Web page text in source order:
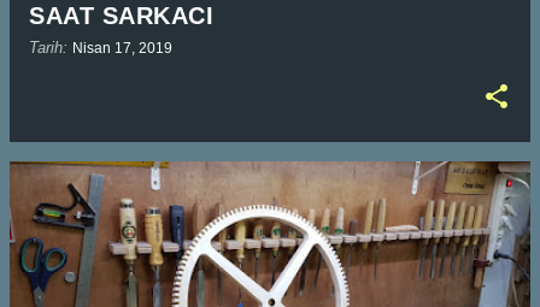
SAAT SARKACI
Tarih: Nisan 17, 2019